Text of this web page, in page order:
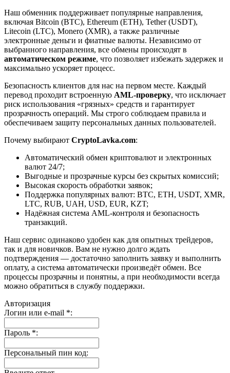
Наш обменник поддерживает популярные направления,
включая Bitcoin (BTC), Ethereum (ETH), Tether (USDT),
Litecoin (LTC), Monero (XMR), а также различные
электронные деньги и фиатные валюты. Независимо от
выбранного направления, все обмены происходят в
автоматическом режиме, что позволяет избежать задержек и
максимально ускоряет процесс.
Безопасность клиентов для нас на первом месте. Каждый
перевод проходит встроенную AML-проверку, что исключает
риск использования «грязных» средств и гарантирует
прозрачность операций. Мы строго соблюдаем правила и
обеспечиваем защиту персональных данных пользователей.
Почему выбирают CryptoLavka.com:
Автоматический обмен криптовалют и электронных
валют 24/7;
Выгодные и прозрачные курсы без скрытых комиссий;
Высокая скорость обработки заявок;
Поддержка популярных валют: BTC, ETH, USDT, XMR,
LTC, RUB, UAH, USD, EUR, KZT;
Надёжная система AML-контроля и безопасность
транзакций.
Наш сервис одинаково удобен как для опытных трейдеров,
так и для новичков. Вам не нужно долго ждать
подтверждения — достаточно заполнить заявку и выполнить
оплату, а система автоматически произведёт обмен. Все
процессы прозрачны и понятны, а при необходимости всегда
можно обратиться в службу поддержки.
Авторизация
Логин или e-mail *:
Пароль *:
Персональный пин код: